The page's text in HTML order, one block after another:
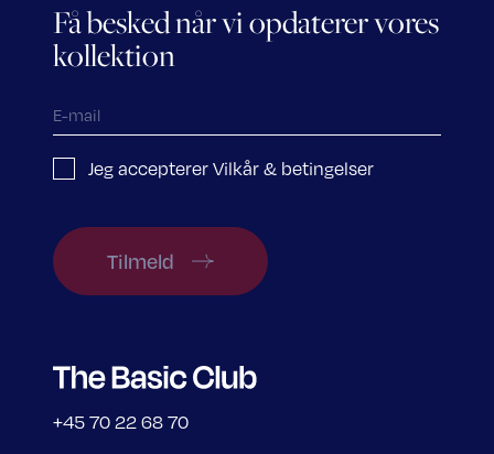
Få besked når vi opdaterer vores
kollektion
Jeg accepterer Vilkår & betingelser
Tilmeld
+45 70 22 68 70